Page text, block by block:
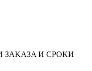
ЗAKAЗA И CPOKИ